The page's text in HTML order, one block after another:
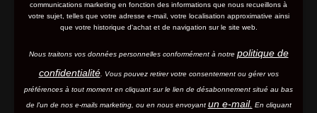
communications marketing en fonction des informations que nous recueillons à
votre sujet, telles que votre adresse e-mail, votre localisation approximative ainsi
que votre historique d'achat et de navigation sur le site web.
Nous traitons vos données personnelles conformément à notre politique de
confidentialité. Vous pouvez retirer votre consentement ou gérer vos
préférences à tout moment en cliquant sur le lien de désabonnement situé au bas
de l'un de nos e-mails marketing, ou en nous envoyant un e-mail. En cliquant